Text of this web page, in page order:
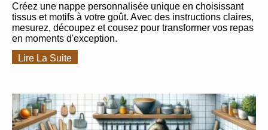
Créez une nappe personnalisée unique en choisissant
tissus et motifs à votre goût. Avec des instructions claires,
mesurez, découpez et cousez pour transformer vos repas
en moments d'exception.
Lire La Suite